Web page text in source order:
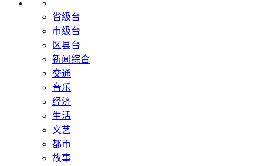
省级台
市级台
区县台
新闻综合
交通
音乐
经济
生活
文艺
都市
故事